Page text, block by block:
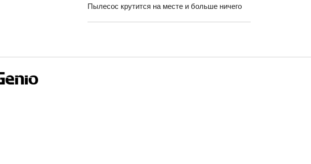
Пылесос крутится на месте и больше ничего